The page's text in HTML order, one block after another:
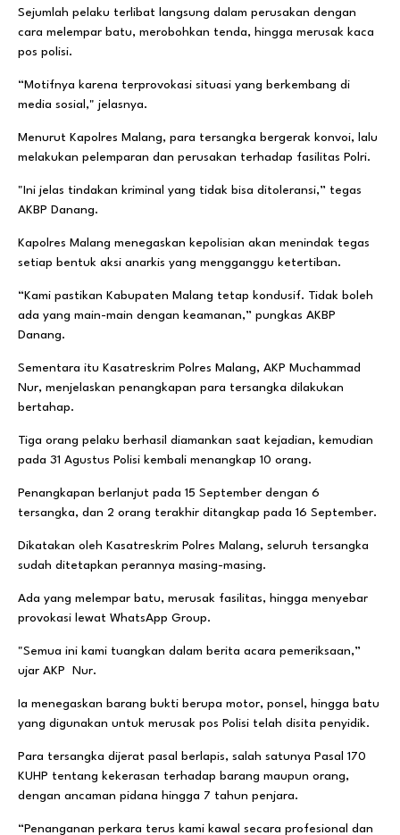
Sejumlah pelaku terlibat langsung dalam perusakan dengan
cara melempar batu, merobohkan tenda, hingga merusak kaca
pos polisi.
“Motifnya karena terprovokasi situasi yang berkembang di
media sosial," jelasnya.
Menurut Kapolres Malang, para tersangka bergerak konvoi, lalu
melakukan pelemparan dan perusakan terhadap fasilitas Polri.
"Ini jelas tindakan kriminal yang tidak bisa ditoleransi,” tegas
AKBP Danang.
Kapolres Malang menegaskan kepolisian akan menindak tegas
setiap bentuk aksi anarkis yang mengganggu ketertiban.
“Kami pastikan Kabupaten Malang tetap kondusif. Tidak boleh
ada yang main-main dengan keamanan,” pungkas AKBP
Danang.
Sementara itu Kasatreskrim Polres Malang, AKP Muchammad
Nur, menjelaskan penangkapan para tersangka dilakukan
bertahap.
Tiga orang pelaku berhasil diamankan saat kejadian, kemudian
pada 31 Agustus Polisi kembali menangkap 10 orang.
Penangkapan berlanjut pada 15 September dengan 6
tersangka, dan 2 orang terakhir ditangkap pada 16 September.
Dikatakan oleh Kasatreskrim Polres Malang, seluruh tersangka
sudah ditetapkan perannya masing-masing.
Ada yang melempar batu, merusak fasilitas, hingga menyebar
provokasi lewat WhatsApp Group.
"Semua ini kami tuangkan dalam berita acara pemeriksaan,”
ujar AKP Nur.
Ia menegaskan barang bukti berupa motor, ponsel, hingga batu
yang digunakan untuk merusak pos Polisi telah disita penyidik.
Para tersangka dijerat pasal berlapis, salah satunya Pasal 170
KUHP tentang kekerasan terhadap barang maupun orang,
dengan ancaman pidana hingga 7 tahun penjara.
“Penanganan perkara terus kami kawal secara profesional dan